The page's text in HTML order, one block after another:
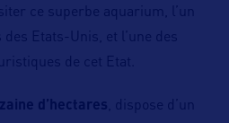
ce superbe aquarium, l’un
Etats-Unis, et l’une des
de cet Etat.
d’hectares , dispose d’un